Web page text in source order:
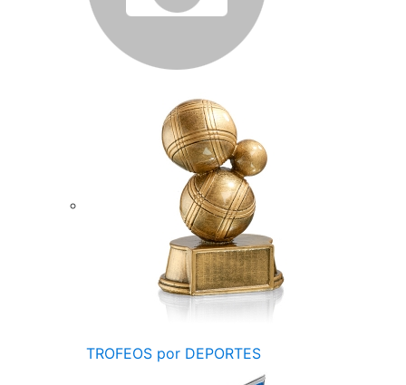
TROFEOS por DEPORTES